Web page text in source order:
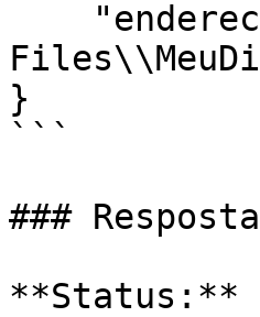
}
```
### Resposta
**Status:**